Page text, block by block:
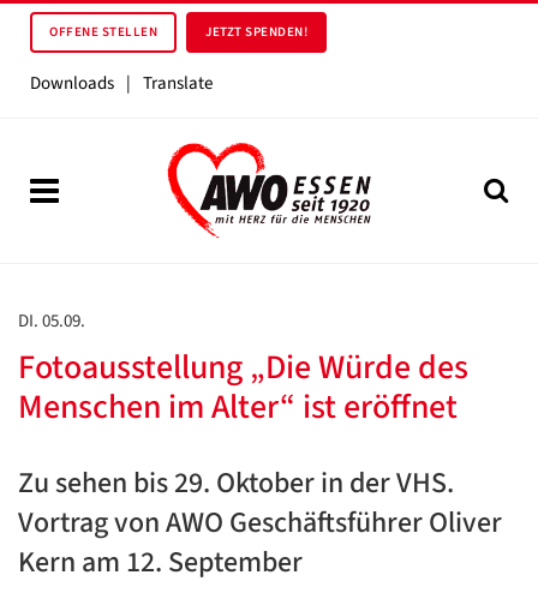
OFFENE STELLEN JETZT SPENDEN!
Downloads | Translate
DI. 05.09.
Fotoausstellung „Die Würde des
Menschen im Alter“ ist eröffnet
Zu sehen bis 29. Oktober in der VHS.
Vortrag von AWO Geschäftsführer Oliver
Kern am 12. September